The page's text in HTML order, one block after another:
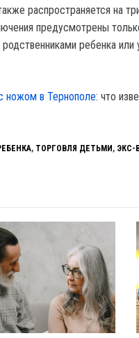
распространяется на
предусмотрены
ребенка
ножом в Тернополе: что
, ТОРГОВЛЯ ДЕТЬМИ, ЭКС-